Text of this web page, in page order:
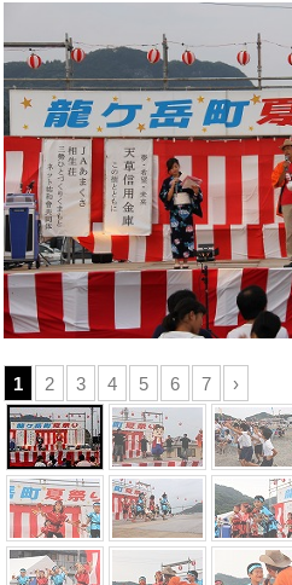
1 2 3 4 5 6 7 ›